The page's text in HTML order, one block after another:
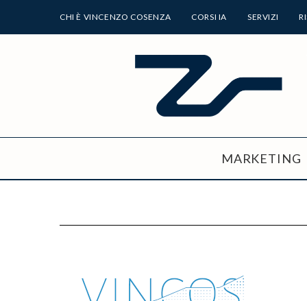
CHI È VINCENZO COSENZA CORSI IA SERVIZI
MARKETING